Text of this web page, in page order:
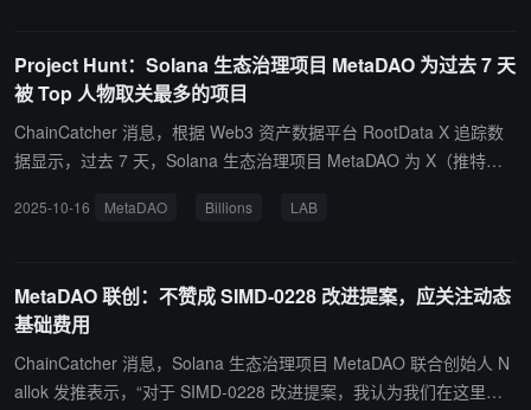
Project Hunt：Solana 生态治理项目 MetaDAO 为过去 7 天
被 Top 人物取关最多的项目
ChainCatcher 消息，根据 Web3 资产数据平台 RootData X 追踪数
据显示，过去 7 天，Solana 生态治理项目 MetaDAO 为 X（推特） T
密货币交易员 Ansem(@blknoiz06)、区块先生 (@mrblocktw)、知名
2025-10-16 MetaDAO Billions LAB
MetaDAO 联创：不赞成 SIMD-0228 改进提案，应关注动态
基础费用
ChainCatcher 消息，Solana 生态治理项目 MetaDAO 联合创始人 N
allok 发推表示，“对于 SIMD-0228 改进提案，我认为我们在这里看